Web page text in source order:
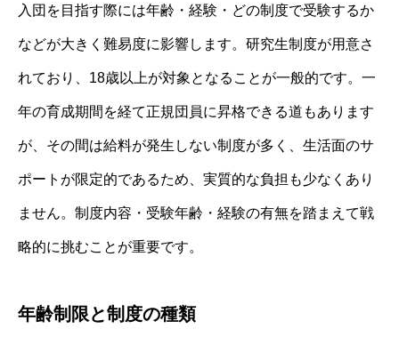
入団を目指す際には年齢・経験・どの制度で受験するか
などが大きく難易度に影響します。研究生制度が用意さ
れており、18歳以上が対象となることが一般的です。一
年の育成期間を経て正規団員に昇格できる道もあります
が、その間は給料が発生しない制度が多く、生活面のサ
ポートが限定的であるため、実質的な負担も少なくあり
ません。制度内容・受験年齢・経験の有無を踏まえて戦
略的に挑むことが重要です。
年齢制限と制度の種類